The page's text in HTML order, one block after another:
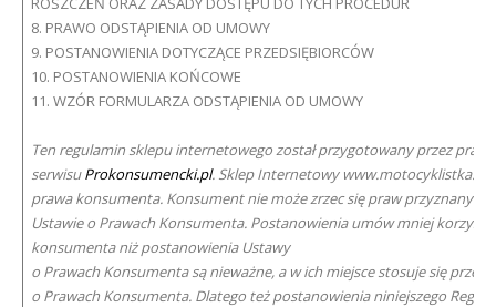
8. PRAWO ODSTĄPIENIA OD UMOWY
9. POSTANOWIENIA DOTYCZĄCE PRZEDSIĘBIORCÓW
10. POSTANOWIENIA KOŃCOWE
11. WZÓR FORMULARZA ODSTĄPIENIA OD UMOWY
Ten regulamin sklepu internetowegozostał przygotowany przez
serwisuProkonsumencki.pl. Sklep Internetowy
prawa konsumenta. Konsument nie może zrzec się praw przyznanych
Ustawie o Prawach Konsumenta. Postanowienia umów mniej
konsumenta niż postanowienia Ustawy
o Prawach Konsumenta są nieważne, a w ich miejsce stosuje się
o Prawach Konsumenta. Dlatego też postanowienia niniejszego